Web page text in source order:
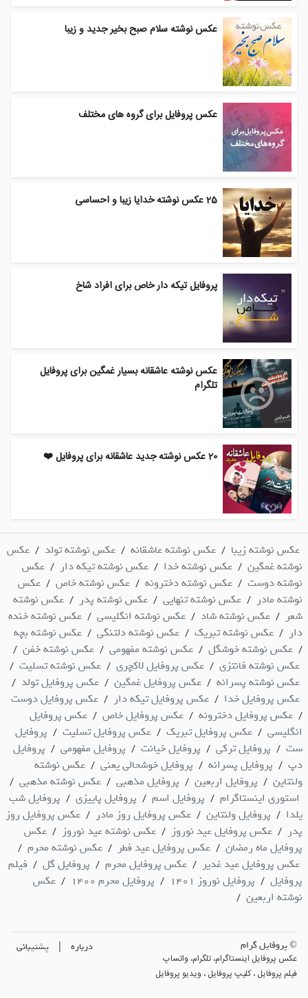
عکس نوشته سلام صبح بخیر جدید و زیبا
عکس پروفایل برای گروه های مختلف
25 عکس نوشته خدایا زیبا و احساسی
پروفایل تیکه دار خاص برای افراد شاخ
عکس نوشته عاشقانه بسیار غمگین برای پروفایل
تلگرام
20 عکس نوشته جدید عاشقانه برای پروفایل ❤️
عکس نوشته زیبا / عکس نوشته عاشقانه / عکس نوشته تولد / عکس
نوشته غمگین / عکس نوشته خدا / عکس نوشته تیکه دار / عکس
نوشته دوست / عکس نوشته دخترونه / عکس نوشته خاص / عکس
نوشته مادر / عکس نوشته تنهایی / عکس نوشته پدر / عکس نوشته
شعر / عکس نوشته شاد / عکس نوشته انگلیسی / عکس نوشته خنده
دار / عکس نوشته تبریک / عکس نوشته دلتنگی / عکس نوشته بچه
/ عکس نوشته خوشگل / عکس نوشته مفهومی / عکس نوشته خفن /
عکس نوشته فانتزی / عکس پروفایل لاکچری / عکس نوشته تسلیت /
عکس نوشته پسرانه / عکس پروفایل غمگین / عکس پروفایل تولد /
عکس پروفایل خدا / عکس پروفایل تیکه دار / عکس پروفایل دوست
/ عکس پروفایل دخترونه / عکس پروفایل خاص / عکس پروفایل
انگلیسی / عکس پروفایل تبریک / عکس پروفایل تسلیت / پروفایل
ست / پروفایل ترکی / پروفایل خیانت / پروفایل مفهومی / پروفایل
دپ / پروفایل پسرانه / پروفایل خوشحالی یعنی / عکس نوشته
ولنتاین / پروفایل اربعین / پروفایل مذهبی / عکس نوشته مذهبی /
استوری اینستاگرام / پروفایل اسم / پروفایل پاییزی / پروفایل شب
یلدا / پروفایل ولنتاین / عکس پروفایل روز مادر / عکس پروفایل روز
پدر / عکس پروفایل عید نوروز / عکس نوشته عید نوروز / عکس
پروفایل ماه رمضان / عکس پروفایل عید فطر / عکس نوشته محرم /
عکس پروفایل عید غدیر / عکس پروفایل محرم / پروفایل گل / فیلم
پروفایل / پروفایل نوروز 1401 / پروفایل محرم 1400 / عکس
نوشته اربعین /
© پروفایل گرام درباره | پشتیبانی
عکس پروفایل اینستاگرام، تلگرام، واتساپ
فیلم پروفایل ، کلیپ پروفایل ، ویدیو پروفایل